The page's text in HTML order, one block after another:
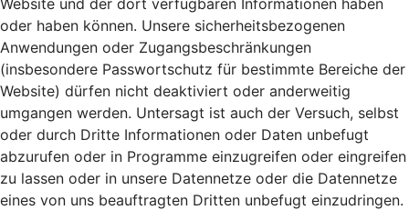
Website und der dort verfügbaren Informationen haben
oder haben können. Unsere sicherheitsbezogenen
Anwendungen oder Zugangsbeschränkungen
(insbesondere Passwortschutz für bestimmte Bereiche der
Website) dürfen nicht deaktiviert oder anderweitig
umgangen werden. Untersagt ist auch der Versuch, selbst
oder durch Dritte Informationen oder Daten unbefugt
abzurufen oder in Programme einzugreifen oder eingreifen
zu lassen oder in unsere Datennetze oder die Datennetze
eines von uns beauftragten Dritten unbefugt einzudringen.